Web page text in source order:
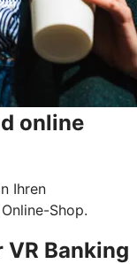
online
Ihren
Shop.
Banking